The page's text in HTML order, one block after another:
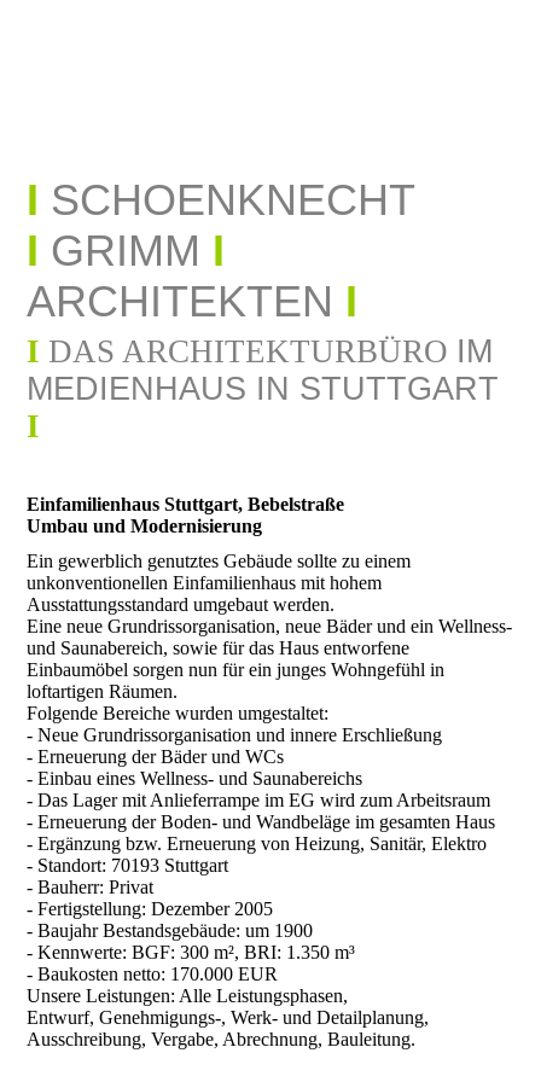
I SCHOENKNECHT
I GRIMM I
ARCHITEKTEN I
I DAS ARCHITEKTURBÜRO IM
MEDIENHAUS IN STUTTGART
I
Einfamilienhaus Stuttgart, Bebelstraße
Umbau und Modernisierung
Ein gewerblich genutztes Gebäude sollte zu einem
unkonventionellen Einfamilienhaus mit hohem
Ausstattungsstandard umgebaut werden.
Eine neue Grundrissorganisation, neue Bäder und ein Wellness-
und Saunabereich, sowie für das Haus entworfene
Einbaumöbel sorgen nun für ein junges Wohngefühl in
loftartigen Räumen.
Folgende Bereiche wurden umgestaltet:
- Neue Grundrissorganisation und innere Erschließung
- Erneuerung der Bäder und WCs
- Einbau eines Wellness- und Saunabereichs
- Das Lager mit Anlieferrampe im EG wird zum Arbeitsraum
- Erneuerung der Boden- und Wandbeläge im gesamten Haus
- Ergänzung bzw. Erneuerung von Heizung, Sanitär, Elektro
- Standort: 70193 Stuttgart
- Bauherr: Privat
- Fertigstellung: Dezember 2005
- Baujahr Bestandsgebäude: um 1900
- Kennwerte: BGF: 300 m², BRI: 1.350 m³
- Baukosten netto: 170.000 EUR
Unsere Leistungen: Alle Leistungsphasen,
Entwurf, Genehmigungs-, Werk- und Detailplanung,
Ausschreibung, Vergabe, Abrechnung, Bauleitung.